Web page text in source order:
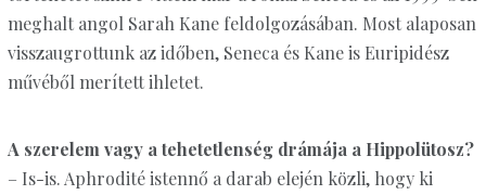
meghalt angol Sarah Kane feldolgozásában. Most alaposan
visszaugrottunk az időben, Seneca és Kane is Euripidész
művéből merített ihletet.
A szerelem vagy a tehetetlenség drámája a Hippolütosz?
– Is-is. Aphrodité istennő a darab elején közli, hogy ki